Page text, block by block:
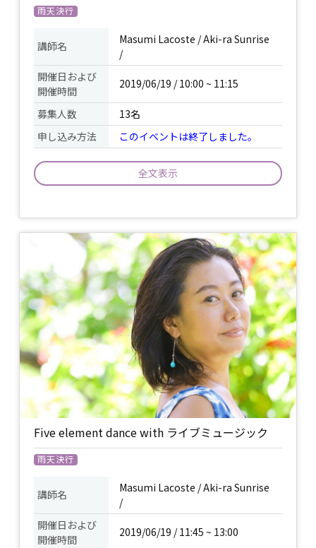
雨天決行
講師名 Masumi Lacoste /Aki-ra Sunrise
/
開催日および
開催時間
2019/06/19 / 10:00 ~ 11:15
募集人数
13名
申し込み方法
このイベントは終了しました。
全文表示
イベント
について
〈チャクラワークとは？〉 背骨に走って
いる一番大きなエネルギーの流れ道”スシ
ュムナー”があります。その一本線の中に
エネルギーが集中しているところを主要
の７つチャクラと呼びます。チャクラは
宇宙から来る根源的なエネルギーの入り
口でもあります。その各チャクラのエネ
ルギーを観察して活性化していくと、そ
れらと繋がっているBody(肉体、感情
体、意志、思考、精神性など)が活性化さ
れ、様々な気づきと成長、癒しが訪れま
す。これらの原理を学び、さらにヒマラ
ヤサマディーヨギーパイロットババジか
ら伝授された、ヨーガのテクニック、ア
ーサナやプラーナーヤマ（調気法）、ビ
ジュアライズ、瞑想でチャクラを活性化
ークです。 〈今回のワーク詳細〉 チャク
ラワーク with Aki-ra Sunrise生演奏 この
ヨガムドラのテーマである、愛で循環す
る世界を、骨盤の中にあるスヴァディシ
Five element dance with ライブミュージック
雨天決行
講師名 Masumi Lacoste /Aki-ra Sunrise
/
開催日および
開催時間
2019/06/19 / 11:45 ~ 13:00